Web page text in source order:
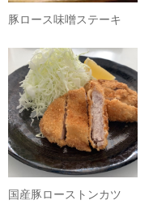
豚ロース味噌ステーキ
国産豚ローストンカツ